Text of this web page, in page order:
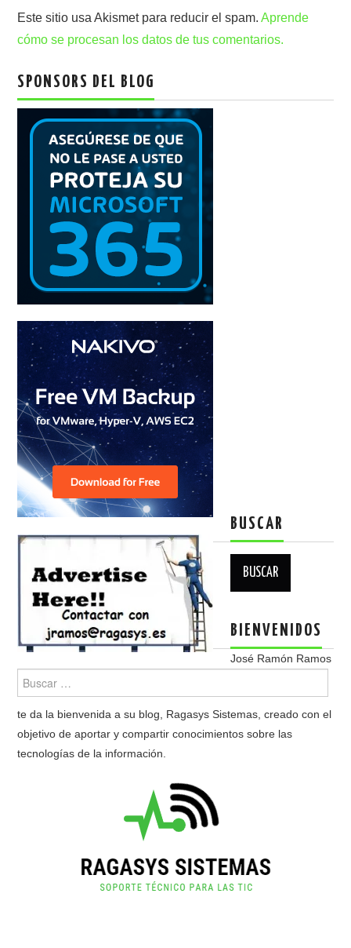
Este sitio usa Akismet para reducir el spam.Aprende
cómo se procesan los datos de tus comentarios.
SPONSORS DEL BLOG
BUSCAR
BIENVENIDOS
José Ramón Ramos
te da la bienvenida a su blog, Ragasys Sistemas, creado con el
objetivo de aportar y compartir conocimientos sobre las
tecnologías de la información.